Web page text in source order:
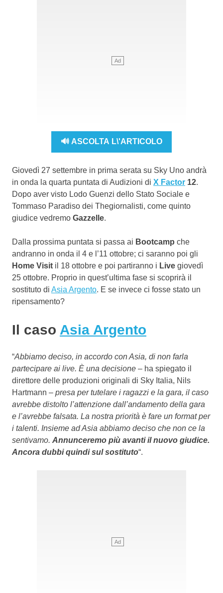
🔊 ASCOLTA L\'ARTICOLO
Giovedì 27 settembre in prima serata su Sky Uno andrà
in onda la quarta puntata di Audizioni di X Factor 12.
Dopo aver visto Lodo Guenzi dello Stato Sociale e
Tommaso Paradiso dei Thegiornalisti, come quinto
giudice vedremo Gazzelle.
Dalla prossima puntata si passa ai Bootcamp che
andranno in onda il 4 e l’11 ottobre; ci saranno poi gli
Home Visit il 18 ottobre e poi partiranno i Live giovedì
25 ottobre. Proprio in quest’ultima fase si scoprirà il
sostituto di Asia Argento. E se invece ci fosse stato un
ripensamento?
Il caso Asia Argento
“Abbiamo deciso, in accordo con Asia, di non farla
partecipare ai live. È una decisione – ha spiegato il
direttore delle produzioni originali di Sky Italia, Nils
Hartmann – presa per tutelare i ragazzi e la gara, il caso
avrebbe distolto l’attenzione dall’andamento della gara
e l’avrebbe falsata. La nostra priorità è fare un format per
i talenti. Insieme ad Asia abbiamo deciso che non ce la
sentivamo. Annunceremo più avanti il nuovo giudice.
Ancora dubbi quindi sul sostituto“.